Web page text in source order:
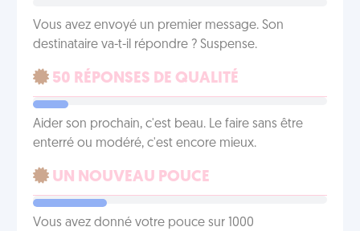
Vous avez envoyé un premier message. Son
destinataire va-t-il répondre ? Suspense.
50 RÉPONSES DE QUALITÉ
Aider son prochain, c'est beau. Le faire sans être
enterré ou modéré, c'est encore mieux.
UN NOUVEAU POUCE
Vous avez donné votre pouce sur 1000